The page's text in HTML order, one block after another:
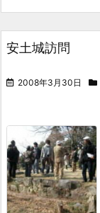
安土城訪問
2008年3月30日